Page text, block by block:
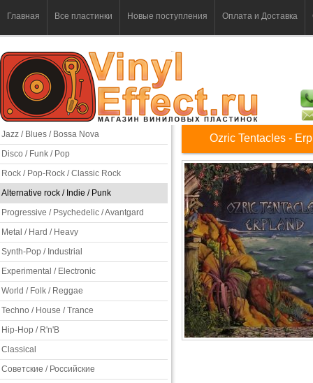
Главная Все пластинки Новые поступления Оплата и Доставка
Jazz / Blues / Bossa Nova
Disco / Funk / Pop
Rock / Pop-Rock / Classic Rock
Alternative rock / Indie / Punk
Progressive / Psychedelic / Avantgard
Metal / Hard / Heavy
Synth-Pop / Industrial
Experimental / Electronic
World / Folk / Reggae
Techno / House / Trance
Hip-Hop / R'n'B
Classical
Советские / Российские
Ozric Tentacles -